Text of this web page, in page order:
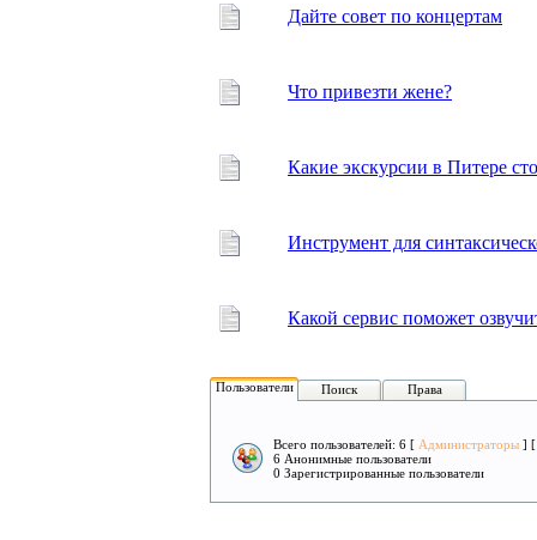
Дайте совет по концертам
Что привезти жене?
Какие экскурсии в Питере
Инструмент для
Какой сервис поможет
Пользователи Поиск Права
Всего пользователей: 6 [ Администраторы ]
6 Анонимные пользователи
0 Зарегистрированные пользователи